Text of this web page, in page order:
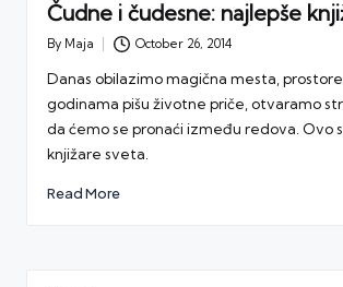
Čudne i čudesne: najlepše
Posted
By Maja October 26, 2014
Danas obilazimo magična mesta,
godinama pišu životne priče, otvaramo
da ćemo se pronaći između redova. Ovo
knjižare sveta.
Read More